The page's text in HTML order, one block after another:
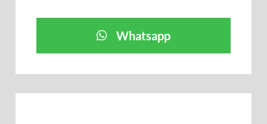
Whatsapp